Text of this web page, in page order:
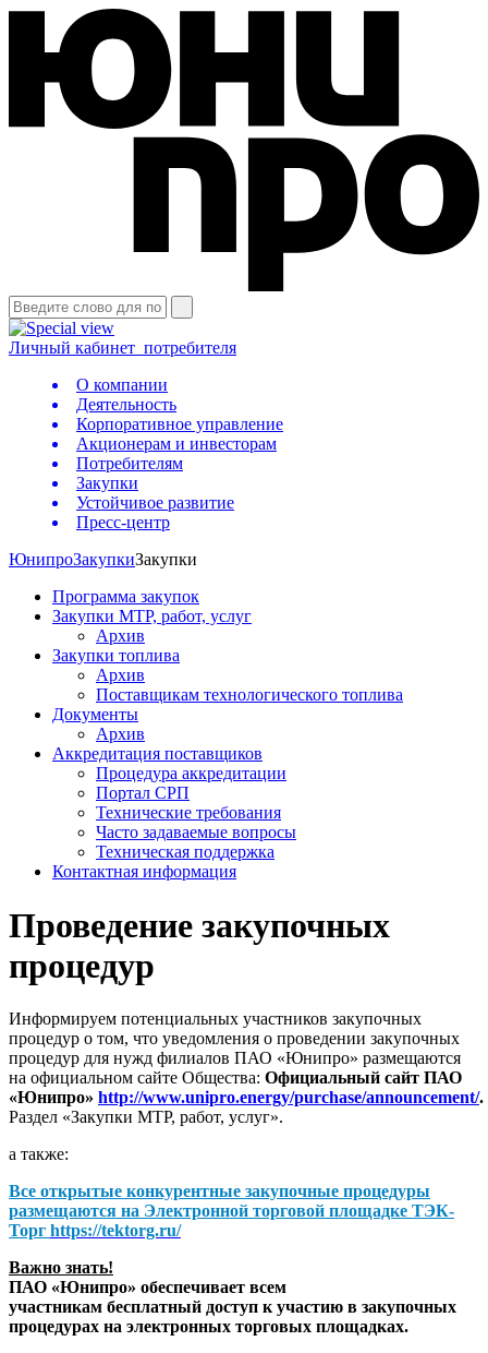
Личный кабинет потребителя
О компании
Деятельность
Корпоративное управление
Акционерам и инвесторам
Потребителям
Закупки
Устойчивое развитие
Пресс-центр
ЮнипроЗакупкиЗакупки
Программа закупок
Закупки МТР, работ, услуг
Архив
Закупки топлива
Архив
Поставщикам технологического топлива
Документы
Архив
Аккредитация поставщиков
Процедура аккредитации
Портал СРП
Технические требования
Часто задаваемые вопросы
Техническая поддержка
Контактная информация
Проведение закупочных
процедур
Информируем потенциальных участников закупочных
процедур о том, что уведомления о проведении закупочных
процедур для нужд филиалов ПАО «Юнипро» размещаются
на официальном сайте Общества: Официальный сайт ПАО
«Юнипро» http://www.unipro.energy/purchase/announcement/.
Раздел «Закупки МТР, работ, услуг».
а также:
Все открытые конкурентные закупочные процедуры
размещаются на Электронной торговой площадке ТЭК-
Торг https://tektorg.ru/
Важно знать!
ПАО «Юнипро» обеспечивает всем
участникам бесплатный доступ к участию в закупочных
процедурах на электронных торговых площадках.